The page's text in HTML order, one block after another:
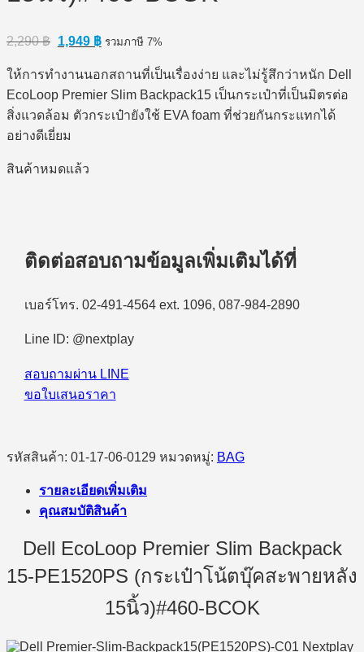
2,290฿ Original
price
1,949 ฿Current
price
รวมภาษี 7%
ให้การทำงานนอกสถานที่เป็นเรื่องง่าย และไม่รู้สึกว่าหนัก Dell
EcoLoop Premier Slim Backpack15 เป็นกระเป๋าที่เป็นมิตรต่อ
สิ่งแวดล้อม ตัวกระเป๋ายังใช้ EVA foam ที่ช่วยกันกระแทกได้
อย่างดีเยี่ยม
สินค้าหมดแล้ว
ติดต่อสอบถามข้อมูลเพิ่มเติมได้ที่
เบอร์โทร. 02-491-4564 ext. 1096, 087-984-2890
Line ID: @nextplay
สอบถามผ่าน LINE
ขอใบเสนอราคา
รหัสสินค้า: 01-17-06-0129 หมวดหมู่: BAG
รายละเอียดเพิ่มเติม
คุณสมบัติสินค้า
Dell EcoLoop Premier Slim Backpack
15-PE1520PS (กระเป๋าโน้ตบุ๊คสะพายหลัง
15นิ้ว)#460-BCOK